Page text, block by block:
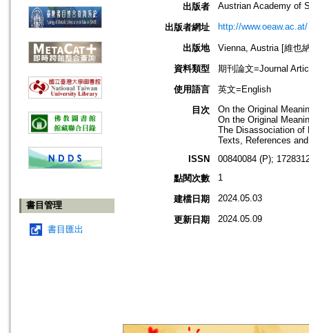
書目管理
書目匯出
出版者 Austrian Academy of
出版者網址 http://www.oeaw.ac.at/
出版地
Vienna, Austria [維也
資料類型
期刊論文=Journal
使用語言
英文=English
目次
Οn the Original
On the Original
The Disassociation of
Texts, References
ISSN
00840084 (P);
點閱次數
1
建檔日期 2024.05.03
更新日期 2024.05.09